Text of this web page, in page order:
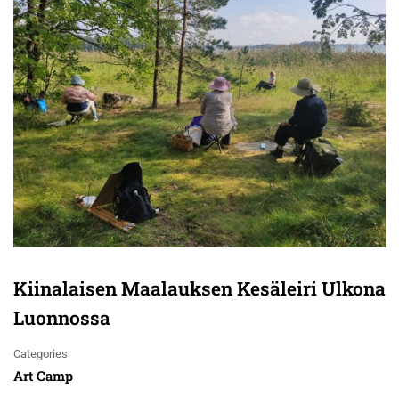
Kiinalaisen Maalauksen Kesäleiri Ulkona
Luonnossa
Categories
Art Camp